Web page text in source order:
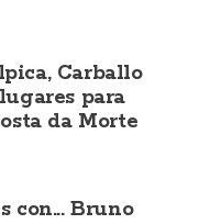
Carballo
para
da Morte
con... Bruno